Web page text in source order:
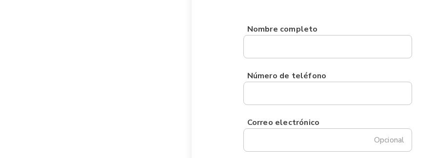
Nombre completo
Número de teléfono
Correo electrónico
Opcional